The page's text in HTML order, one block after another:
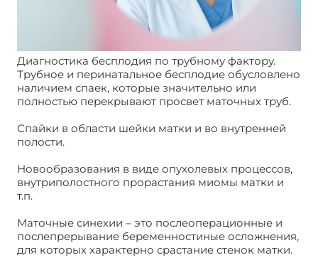
Диагностика бесплодия по трубному фактору.
Трубное и перинатальное бесплодие обусловлено
наличием спаек, которые значительно или
полностью перекрывают просвет маточных труб.
Спайки в области шейки матки и во внутренней
полости.
Новообразования в виде опухолевых процессов,
внутриполостного прорастания миомы матки и
т.п.
Маточные синехии – это послеоперационные и
послепрерывание беременностиные осложнения,
для которых характерно срастание стенок матки.